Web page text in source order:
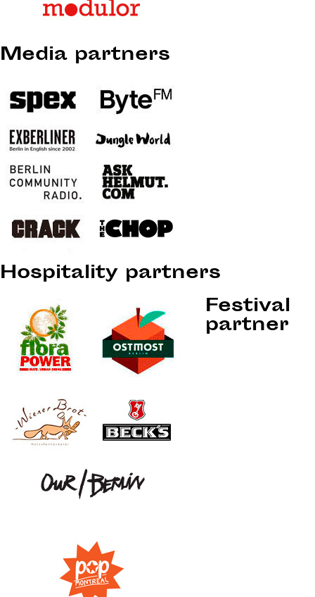
Media partners
Hospitality partners
Festival
partner